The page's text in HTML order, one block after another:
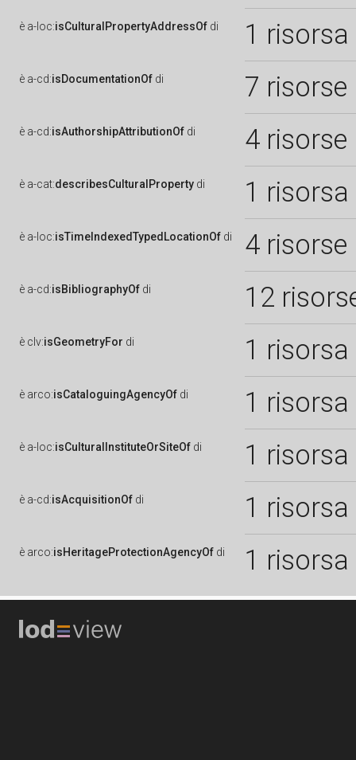
è a-loc:isCulturalPropertyAddressOf di 1 risorsa
è a-cd:isDocumentationOf di 7 risorse
è a-cd:isAuthorshipAttributionOf di 4 risorse
è a-cat:describesCulturalProperty di 1 risorsa
è a-loc:isTimeIndexedTypedLocationOf di 4 risorse
è a-cd:isBibliographyOf di 12
è clv:isGeometryFor di 1 risorsa
è arco:isCataloguingAgencyOf di 1 risorsa
è a-loc:isCulturalInstituteOrSiteOf di 1 risorsa
è a-cd:isAcquisitionOf di 1 risorsa
è arco:isHeritageProtectionAgencyOf di 1 risorsa